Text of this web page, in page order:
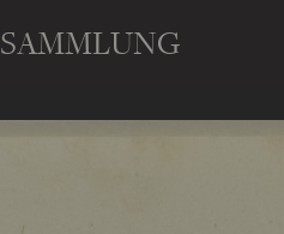
SAMMLUNG